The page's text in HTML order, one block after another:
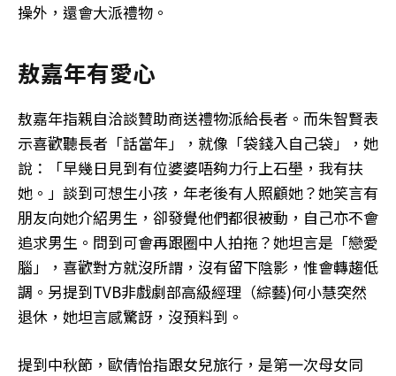
操外，還會大派禮物。
敖嘉年有愛心
敖嘉年指親自洽談贊助商送禮物派給長者。而朱智賢表
示喜歡聽長者「話當年」，就像「袋錢入自己袋」，她
說：「早幾日見到有位婆婆唔夠力行上石壆，我有扶
她。」談到可想生小孩，年老後有人照顧她？她笑言有
朋友向她介紹男生，卻發覺他們都很被動，自己亦不會
追求男生。問到可會再跟圈中人拍拖？她坦言是「戀愛
腦」，喜歡對方就沒所謂，沒有留下陰影，惟會轉趨低
調。另提到TVB非戲劇部高級經理（綜藝)何小慧突然
退休，她坦言感驚訝，沒預料到。
提到中秋節，歐倩怡指跟女兒旅行，是第一次母女同